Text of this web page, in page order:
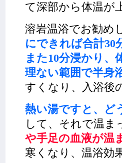
て深部から体温が
溶岩温浴でお勧め
にできれば合計30
また10分浸かり、
理ない範囲で半身
すくなり、入浴後
熱い湯ですと、ど
して、それで温ま
や手足の血液が温
寒くなり、温浴効